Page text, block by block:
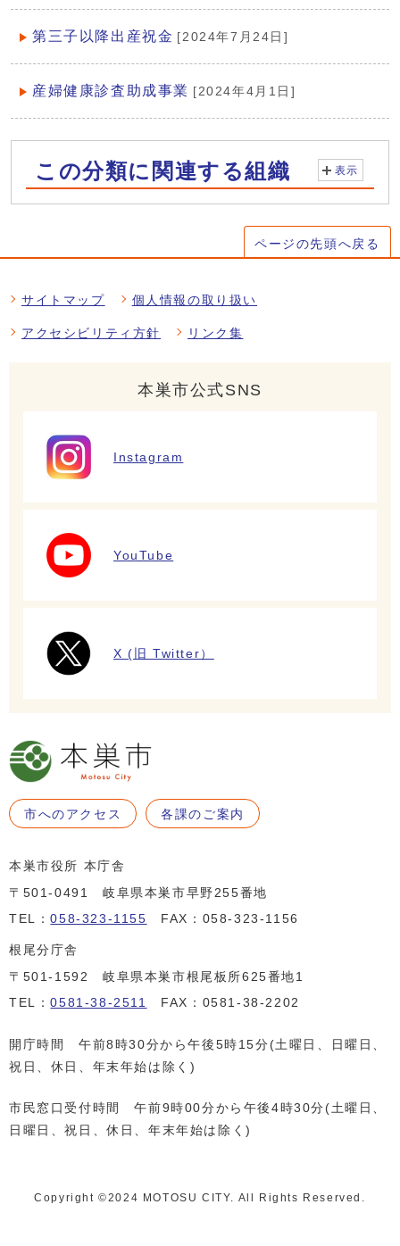
第三子以降出産祝金 [2024年7月24日]
産婦健康診査助成事業 [2024年4月1日]
この分類に関連する組織 表示
ページの先頭へ戻る
サイトマップ 個人情報の取り扱い
アクセシビリティ方針 リンク集
本巣市公式SNS
Instagram
YouTube
X (旧 Twitter）
市へのアクセス 各課のご案内
本巣市役所 本庁舎
〒501-0491 岐阜県本巣市早野255番地
TEL：058-323-1155 FAX：058-323-1156
根尾分庁舎
〒501-1592 岐阜県本巣市根尾板所625番地1
TEL：0581-38-2511 FAX：0581-38-2202
開庁時間 午前8時30分から午後5時15分(土曜日、日曜日、
祝日、休日、年末年始は除く)
市民窓口受付時間 午前9時00分から午後4時30分(土曜日、
日曜日、祝日、休日、年末年始は除く)
Copyright ©️2024 MOTOSU CITY. All Rights Reserved.